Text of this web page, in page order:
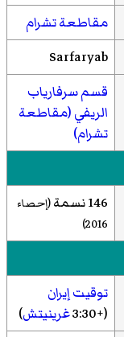
مقاطعة تشرام
Sarfaryab
قسم سرفارياب
الريفي (مقاطعة
تشرام)
146 نسمة
(إحصاء
2016
)
توقيت إيران
(+3:30
غرينيتش)